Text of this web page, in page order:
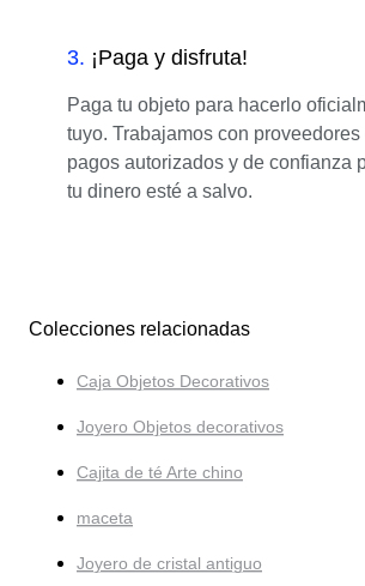
3. ¡Paga y disfruta!
Paga tu objeto para hacerlo
tuyo. Trabajamos con proveedores
pagos autorizados y de confianza
tu dinero esté a salvo.
Colecciones relacionadas
Caja Objetos Decorativos
Joyero Objetos decorativos
Cajita de té Arte chino
maceta
Joyero de cristal antiguo